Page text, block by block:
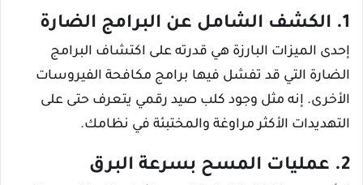
1. الكشف الشامل عن البرامج الضارة
إحدى الميزات البارزة هي قدرته على اكتشاف البرامج
الضارة التي قد تفشل فيها برامج مكافحة الفيروسات
الأخرى. إنه مثل وجود كلب صيد رقمي يتعرف حتى على
التهديدات الأكثر مراوغة والمختبئة في نظامك.
2. عمليات المسح بسرعة البرق